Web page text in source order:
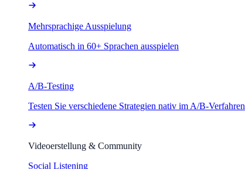
Mehrsprachige Ausspielung
Automatisch in 60+ Sprachen ausspielen
A/B-Testing
Testen Sie verschiedene Strategien nativ im A/B-Verfahren
Videoerstellung & Community
Social Listening